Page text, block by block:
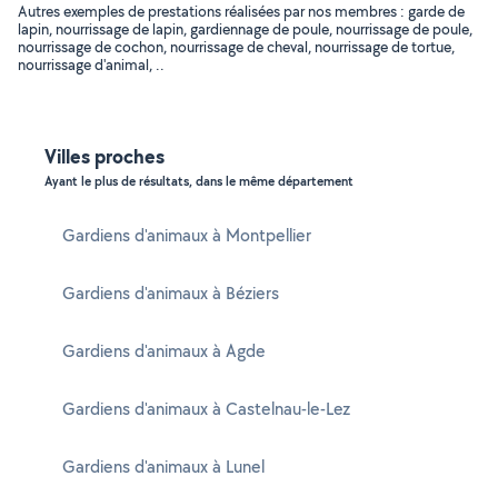
Autres exemples de prestations réalisées par nos membres : garde de
lapin, nourrissage de lapin, gardiennage de poule, nourrissage de poule,
nourrissage de cochon, nourrissage de cheval, nourrissage de tortue,
nourrissage d'animal, ..
Villes proches
Ayant le plus de résultats, dans le même département
Gardiens d'animaux à Montpellier
Gardiens d'animaux à Béziers
Gardiens d'animaux à Agde
Gardiens d'animaux à Castelnau-le-Lez
Gardiens d'animaux à Lunel